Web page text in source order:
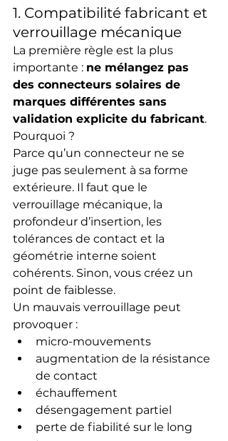
1. Compatibilité fabricant et
verrouillage mécanique
La première règle est la plus
importante : ne mélangez pas
des connecteurs solaires de
marques différentes sans
validation explicite du fabricant.
Pourquoi ?
Parce qu’un connecteur ne se
juge pas seulement à sa forme
extérieure. Il faut que le
verrouillage mécanique, la
profondeur d’insertion, les
tolérances de contact et la
géométrie interne soient
cohérents. Sinon, vous créez un
point de faiblesse.
Un mauvais verrouillage peut
provoquer :
micro-mouvements
augmentation de la résistance
de contact
échauffement
désengagement partiel
perte de fiabilité sur le long